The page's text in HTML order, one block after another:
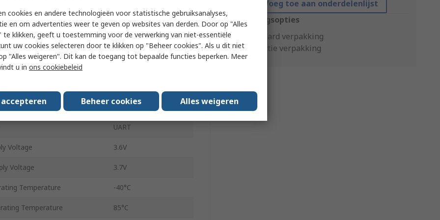
Voeg toe aan onderdelenlijst
Verpakkingsopties
Standaard verpakking
Productie verpakking
FM
Rate 100kbps
-124dBm
UART
Voltage 3.6V
Voltage 3.7V
Temperature -40°C
Temperature 85°C
cookies en andere technologieën voor statistische gebruiksanalyses,
en om advertenties weer te geven op websites van derden. Door op "Alles
te klikken, geeft u toestemming voor de verwerking van niet-essentiële
uw cookies selecteren door te klikken op "Beheer cookies". Als u dit niet
"Alles weigeren". Dit kan de toegang tot bepaalde functies beperken. Meer
u in ons cookiebeleid
Beheer cookies Alles weigeren